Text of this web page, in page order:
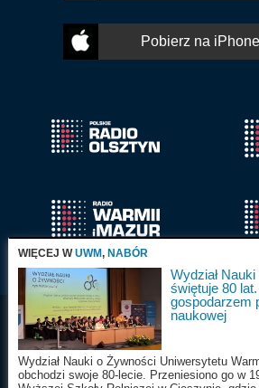
Pobierz na
Radio Olsztyn S.A.
WIĘCEJ WUWM, NABÓR
Wydział
świętuje 80
gospodarzem
naukowej
Wydział Nauki o Żywności Uniwersytetu
obchodzi swoje 80-lecie. Przeniesiono go w